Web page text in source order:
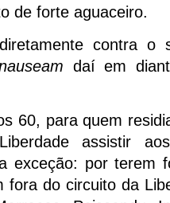
de forte aguaceiro.
contra
daí em
60, para quem
assistir
exceção: por terem
fora do circuito da